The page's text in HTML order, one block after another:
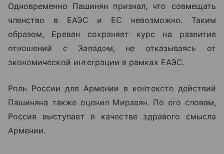
Одновременно Пашинян признал, что совмещать
членство в ЕАЭС и ЕС невозможно. Таким
образом, Ереван сохраняет курс на развитие
отношений с Западом, не отказываясь от
экономической интеграции в рамках ЕАЭС.
Роль России для Армении в контексте действий
Пашиняна также оценил Мирзаян. По его словам,
Россия выступает в качестве здравого смысла
Армении.